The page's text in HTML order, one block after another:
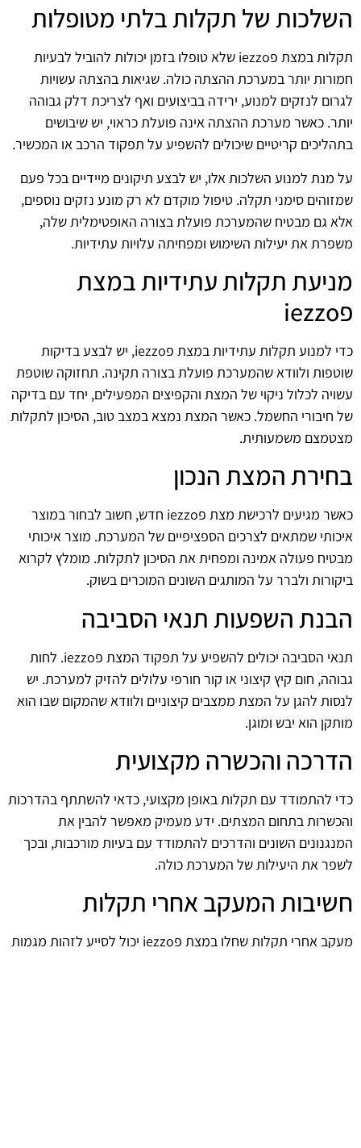
השלכות של תקלות בלתי מטופלות
תקלות במצת פiezzo שלא טופלו בזמן יכולות להוביל לבעיות
חמורות יותר במערכת ההצתה כולה. שגיאות בהצתה עשויות
לגרום לנזקים למנוע, ירידה בביצועים ואף לצריכת דלק גבוהה
יותר. כאשר מערכת ההצתה אינה פועלת כראוי, יש שיבושים
בתהליכים קריטיים שיכולים להשפיע על תפקוד הרכב או המכשיר.
על מנת למנוע השלכות אלו, יש לבצע תיקונים מיידיים בכל פעם
שמזוהים סימני תקלה. טיפול מוקדם לא רק מונע נזקים נוספים,
אלא גם מבטיח שהמערכת פועלת בצורה האופטימלית שלה,
משפרת את יעילות השימוש ומפחיתה עלויות עתידיות.
מניעת תקלות עתידיות במצת
פiezzo
כדי למנוע תקלות עתידיות במצת פiezzo, יש לבצע בדיקות
שוטפות ולוודא שהמערכת פועלת בצורה תקינה. תחזוקה שוטפת
עשויה לכלול ניקוי של המצת והקפיצים המפעילים, יחד עם בדיקה
של חיבורי החשמל. כאשר המצת נמצא במצב טוב, הסיכון לתקלות
מצטמצם משמעותית.
בחירת המצת הנכון
כאשר מגיעים לרכישת מצת פiezzo חדש, חשוב לבחור במוצר
איכותי שמתאים לצרכים הספציפיים של המערכת. מוצר איכותי
מבטיח פעולה אמינה ומפחית את הסיכון לתקלות. מומלץ לקרוא
ביקורות ולברר על המותגים השונים המוכרים בשוק.
הבנת השפעות תנאי הסביבה
תנאי הסביבה יכולים להשפיע על תפקוד המצת פiezzo. לחות
גבוהה, חום קיץ קיצוני או קור חורפי עלולים להזיק למערכת. יש
לנסות להגן על המצת ממצבים קיצוניים ולוודא שהמקום שבו הוא
מותקן הוא יבש ומוגן.
הדרכה והכשרה מקצועית
כדי להתמודד עם תקלות באופן מקצועי, כדאי להשתתף בהדרכות
והכשרות בתחום המצתים. ידע מעמיק מאפשר להבין את
המנגנונים השונים והדרכים להתמודד עם בעיות מורכבות, ובכך
לשפר את היעילות של המערכת כולה.
חשיבות המעקב אחרי תקלות
מעקב אחרי תקלות שחלו במצת פiezzo יכול לסייע לזהות מגמות